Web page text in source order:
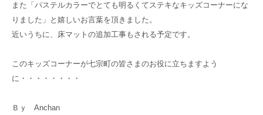
また「パステルカラーでとても明るくてステキなキッズコーナーにな
りました」と嬉しいお言葉を頂きました。
近いうちに、床マットの追加工事もされる予定です。
このキッズコーナーが七宗町の皆さまのお役に立ちますよう
に・・・・・・・・
Ｂｙ Anchan